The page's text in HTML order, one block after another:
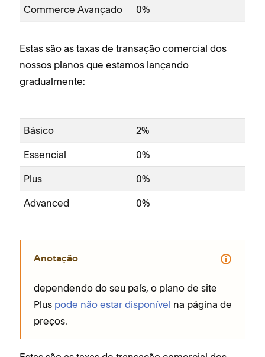
Commerce Avançado 0%
Estas são as taxas de transação comercial dos
nossos planos que estamos lançando
gradualmente:
Básico 2%
Essencial 0%
Plus 0%
Advanced 0%
Anotação
dependendo do seu país, o plano de site
Plus pode não estar disponível na página de
preços.